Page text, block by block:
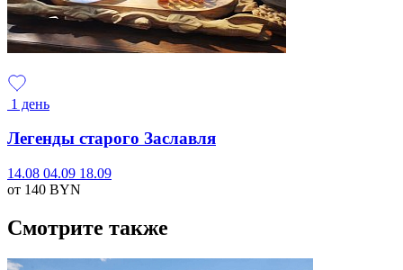
1 день
Легенды старого Заславля
14.08 04.09 18.09
от 140 BYN
Смотрите также